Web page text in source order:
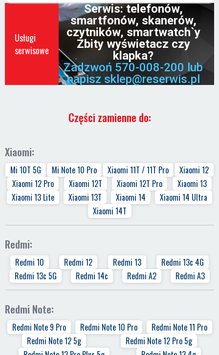
Usługi
serwisowe
Serwis: telefonów,
smartfonów, skanerów,
czytników, smartwatch`y
Zbity wyświetacz czy
klapka?
Zadzwoń 570-008-200 lub
napisz sklep@reserwis.pl
Części zamienne do:
Xiaomi:
Mi 10T 5G Mi Note 10 Pro Xiaomi 11T / 11T Pro
Xiaomi 12
Xiaomi 12 Pro
Xiaomi 12T Xiaomi 12T Pro
Xiaomi 13
Xiaomi 13 Lite
Xiaomi 13T Xiaomi 14
Xiaomi 14 Ultra
Xiaomi 14T
Redmi:
Redmi 10 Redmi 12 Redmi 13
Redmi 13c 4G
Redmi 13c 5G
Redmi 14c Redmi A2 Redmi A3
Redmi Note:
Redmi Note 9 Pro Redmi Note 10 Pro
Redmi Note 11 Pro
Redmi Note 12 5g
Redmi Note 12 Pro 5g